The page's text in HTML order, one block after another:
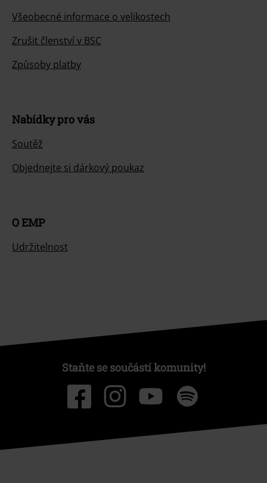
Všeobecné informace o velikostech
Zrušit členství v BSC
Způsoby platby
Nabídky pro vás
Soutěž
Objednejte si dárkový poukaz
O EMP
Udržitelnost
Staňte se součástí komunity!